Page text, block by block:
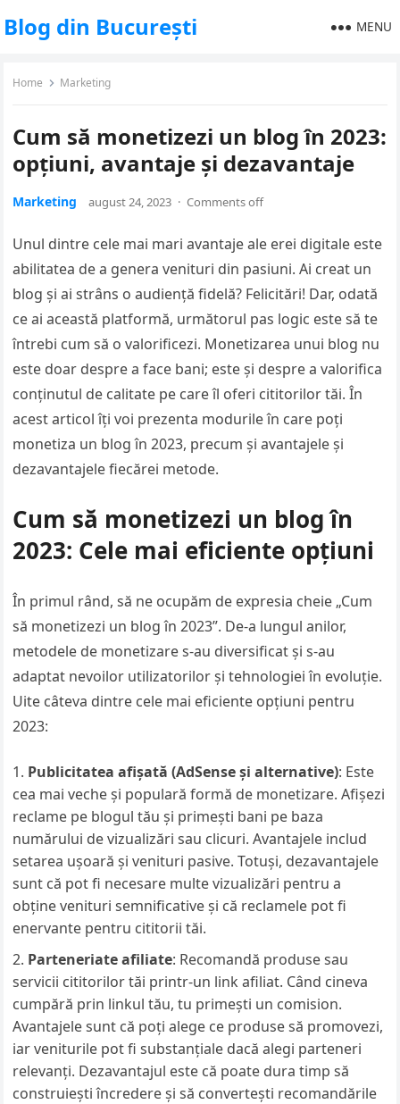
Blog din București MENU
Home Marketing
Cum să monetizezi un blog în 2023:
opțiuni, avantaje și dezavantaje
Marketing august 24, 2023 · Comments off
Unul dintre cele mai mari avantaje ale erei digitale este
abilitatea de a genera venituri din pasiuni. Ai creat un
blog și ai strâns o audiență fidelă? Felicitări! Dar, odată
ce ai această platformă, următorul pas logic este să te
întrebi cum să o valorificezi. Monetizarea unui blog nu
este doar despre a face bani; este și despre a valorifica
conținutul de calitate pe care îl oferi cititorilor tăi. În
acest articol îți voi prezenta modurile în care poți
monetiza un blog în 2023, precum și avantajele și
dezavantajele fiecărei metode.
Cum să monetizezi un blog în
2023: Cele mai eficiente opțiuni
În primul rând, să ne ocupăm de expresia cheie „Cum
să monetizezi un blog în 2023”. De-a lungul anilor,
metodele de monetizare s-au diversificat și s-au
adaptat nevoilor utilizatorilor și tehnologiei în evoluție.
Uite câteva dintre cele mai eficiente opțiuni pentru
2023:
Publicitatea afișată (AdSense și alternative): Este
cea mai veche și populară formă de monetizare. Afișezi
reclame pe blogul tău și primești bani pe baza
numărului de vizualizări sau clicuri. Avantajele includ
setarea ușoară și venituri pasive. Totuși, dezavantajele
sunt că pot fi necesare multe vizualizări pentru a
obține venituri semnificative și că reclamele pot fi
enervante pentru cititorii tăi.
Parteneriate afiliate: Recomandă produse sau
servicii cititorilor tăi printr-un link afiliat. Când cineva
cumpără prin linkul tău, tu primești un comision.
Avantajele sunt că poți alege ce produse să promovezi,
iar veniturile pot fi substanțiale dacă alegi parteneri
relevanți. Dezavantajul este că poate dura timp să
construiești încredere și să convertești recomandările